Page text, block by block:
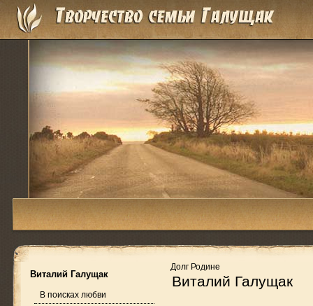
Виталий Галущак
В поисках любви
Долг Родине
Виталий Галущак